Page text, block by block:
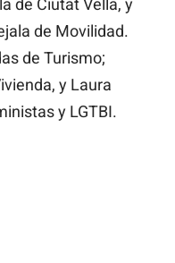
de Ciutat Vella, y
de Movilidad.
de Turismo;
y Laura
y LGTBI.